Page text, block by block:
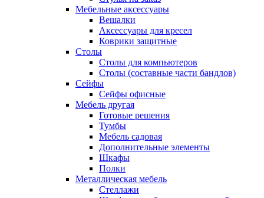
Мебельные аксессуары
Вешалки
Аксессуары для кресел
Коврики защитные
Столы
Столы для компьютеров
Столы (составные части бандлов)
Сейфы
Сейфы офисные
Мебель другая
Готовые решения
Тумбы
Мебель садовая
Дополнительные элементы
Шкафы
Полки
Металлическая мебель
Стеллажи